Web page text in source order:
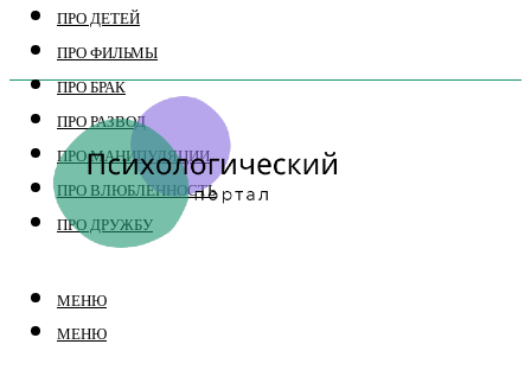
ПРО ДЕТЕЙ
ПРО ФИЛЬМЫ
ПРО БРАК
ПРО РАЗВОД
ПРО МАНИПУЛЯЦИИ
ПРО ВЛЮБЛЕННОСТЬ
ПРО ДРУЖБУ
МЕНЮ
МЕНЮ